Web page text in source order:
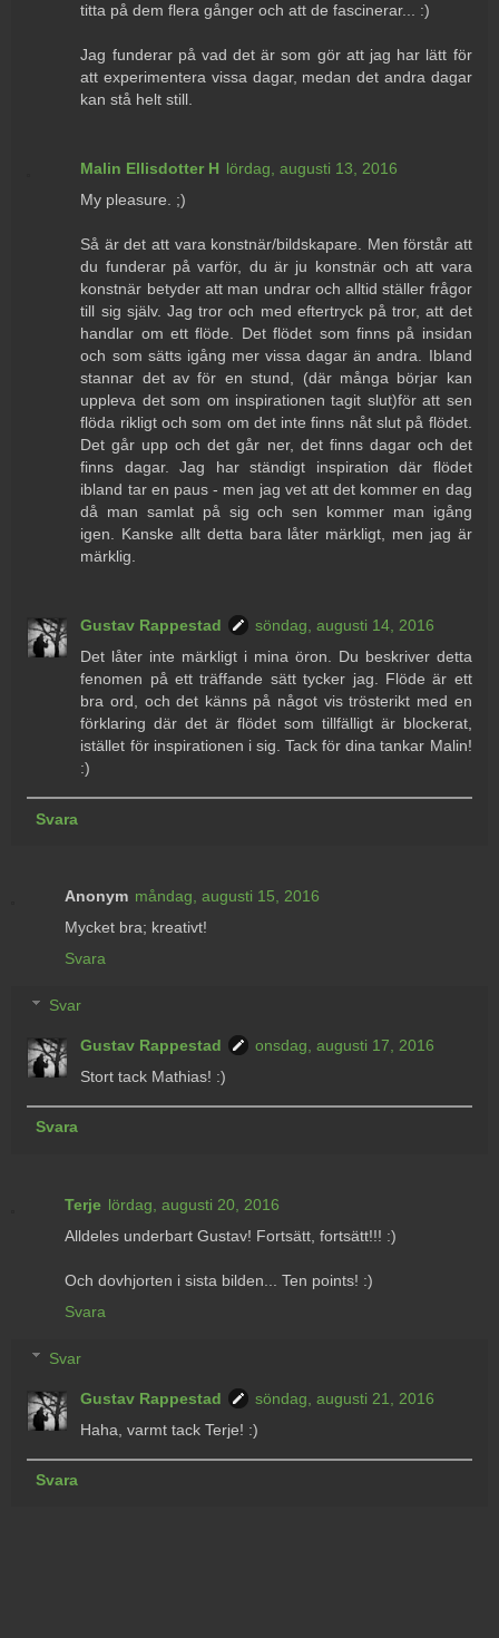
titta på dem flera gånger och att de fascinerar... :)
Jag funderar på vad det är som gör att jag har lätt för
att experimentera vissa dagar, medan det andra dagar
kan stå helt still.
Malin Ellisdotter H lördag, augusti 13, 2016
My pleasure. ;)
Så är det att vara konstnär/bildskapare. Men förstår att
du funderar på varför, du är ju konstnär och att vara
konstnär betyder att man undrar och alltid ställer frågor
till sig själv. Jag tror och med eftertryck på tror, att det
handlar om ett flöde. Det flödet som finns på insidan
och som sätts igång mer vissa dagar än andra. Ibland
stannar det av för en stund, (där många börjar kan
uppleva det som om inspirationen tagit slut)för att sen
flöda rikligt och som om det inte finns nåt slut på flödet.
Det går upp och det går ner, det finns dagar och det
finns dagar. Jag har ständigt inspiration där flödet
ibland tar en paus - men jag vet att det kommer en dag
då man samlat på sig och sen kommer man igång
igen. Kanske allt detta bara låter märkligt, men jag är
märklig.
Gustav Rappestad
söndag, augusti 14, 2016
Det låter inte märkligt i mina öron. Du beskriver detta
fenomen på ett träffande sätt tycker jag. Flöde är ett
bra ord, och det känns på något vis trösterikt med en
förklaring där det är flödet som tillfälligt är blockerat,
istället för inspirationen i sig. Tack för dina tankar Malin!
:)
Svara
Anonym måndag, augusti 15, 2016
Mycket bra; kreativt!
Svara
Svar
Gustav Rappestad
onsdag, augusti 17, 2016
Stort tack Mathias! :)
Svara
Terje lördag, augusti 20, 2016
Alldeles underbart Gustav! Fortsätt, fortsätt!!! :)
Och dovhjorten i sista bilden... Ten points! :)
Svara
Svar
Gustav Rappestad
söndag, augusti 21, 2016
Haha, varmt tack Terje! :)
Svara